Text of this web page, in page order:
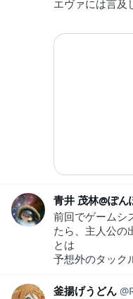
エヴァには言及
青井 茂林@ぽん
前回でゲームシ
たら、主人公の
とは
予想外のタック
釜揚げうどん